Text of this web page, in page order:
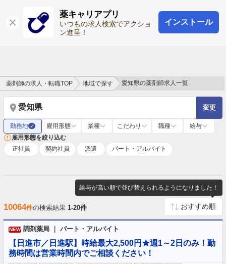
薬キャリアプリ
いつもの求人検索でアクショ
ン進呈！
インストール
ログイン 会員登録
薬剤師の求人・転職TOP 地域で探す 愛知県の薬剤師求人一覧
愛知県 変更
勤務地 ✓ 雇用形態 業種 こだわり 職種
給与
雇用形態を絞り込む
正社員
契約社員 派遣 パート・アルバイト
給与が高い順で並び替えられるようになりました！
10064件の検索結果 1-20件
NEW 調剤薬局 ｜ パート・アルバイト
【日進市／日進駅】時給最大2,500円★週1～2日のみ！勤
務時間は営業時間内でご相談ください！